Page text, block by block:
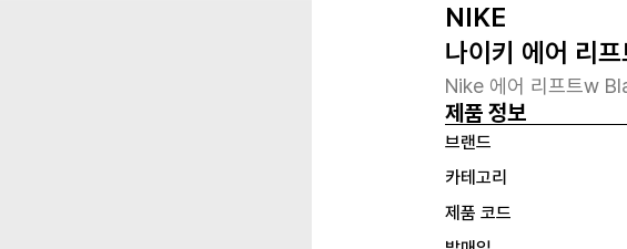
NIKE
나이키 에어 리
Nike 에어 리프트w
제품 정보
브랜드
카테고리
제품 코드